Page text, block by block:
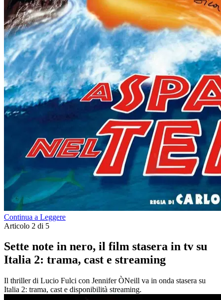
Continua a Leggere
Articolo 2 di 5
Sette note in nero, il film stasera in tv su
Italia 2: trama, cast e streaming
Il thriller di Lucio Fulci con Jennifer ÒNeill va in onda stasera su
Italia 2: trama, cast e disponibilità streaming.